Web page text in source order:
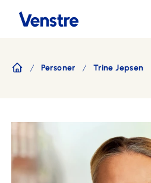
Personer Trine Jepsen